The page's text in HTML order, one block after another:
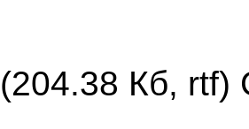
(204.38 Кб, rtf)